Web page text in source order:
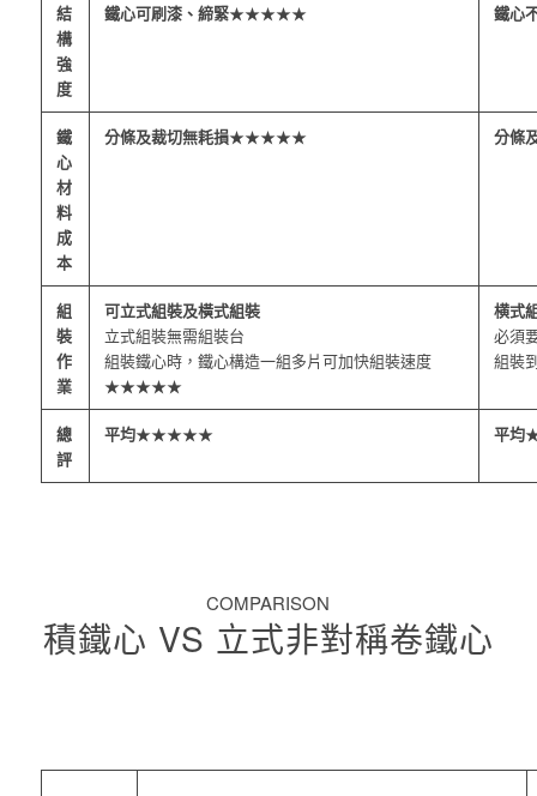
結
構
強
度
鐵心可刷漆、締緊★★★★★ 鐵心
鐵
心
材
料
成
本
分條及裁切無耗損★★★★★ 分條
組
裝
作
業
可立式組裝及橫式組裝
立式組裝無需組裝台
組裝鐵心時，鐵心構造一組多片可加快組裝速度
★★★★★
横式
必須
組裝
總
評
平均★★★★★ 平均
COMPARISON
積鐵心 VS 立式非對稱卷鐵心